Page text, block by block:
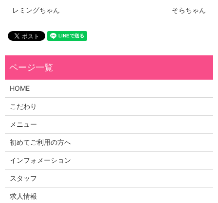
レミングちゃん そらちゃん
HOME
こだわり
メニュー
初めてご利用の方へ
インフォメーション
スタッフ
求人情報